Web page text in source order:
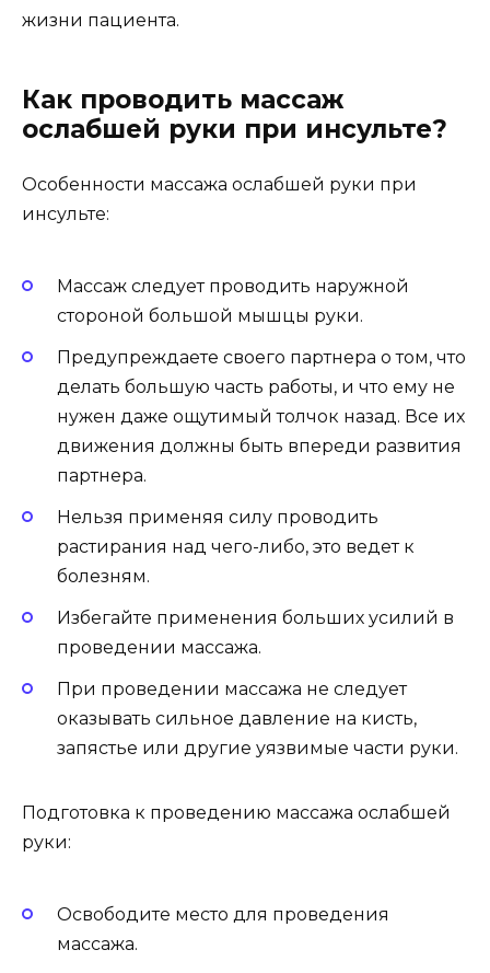
жизни пациента.
Как проводить массаж
ослабшей руки при инсульте?
Особенности массажа ослабшей руки при
инсульте:
Массаж следует проводить наружной
стороной большой мышцы руки.
Предупреждаете своего партнера о том, что
делать большую часть работы, и что ему не
нужен даже ощутимый толчок назад. Все их
движения должны быть впереди развития
партнера.
Нельзя применяя силу проводить
растирания над чего-либо, это ведет к
болезням.
Избегайте применения больших усилий в
проведении массажа.
При проведении массажа не следует
оказывать сильное давление на кисть,
запястье или другие уязвимые части руки.
Подготовка к проведению массажа ослабшей
руки:
Освободите место для проведения
массажа.